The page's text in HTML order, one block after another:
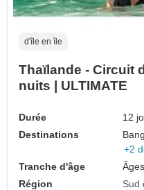
d'île en île
Thaïlande - Circuit
nuits | ULTIMATE
Durée
12
Destinations
+2
Tranche d'âge
Région
Sud